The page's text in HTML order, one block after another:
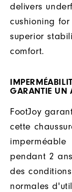
delivers
cushioning for
superior
comfort.
GARANTIE UN
FootJoy
cette
imperméable
pendant 2
des conditions
normales